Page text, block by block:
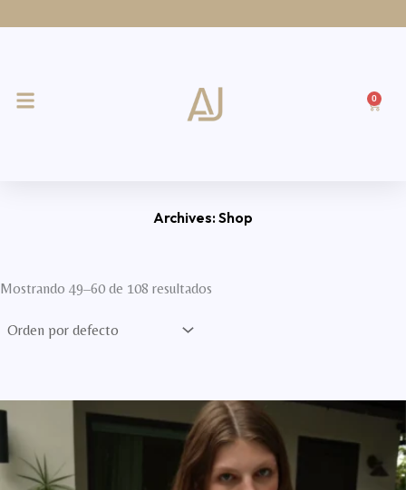
0
Cart
Archives: Shop
Mostrando 49–60 de 108 resultados